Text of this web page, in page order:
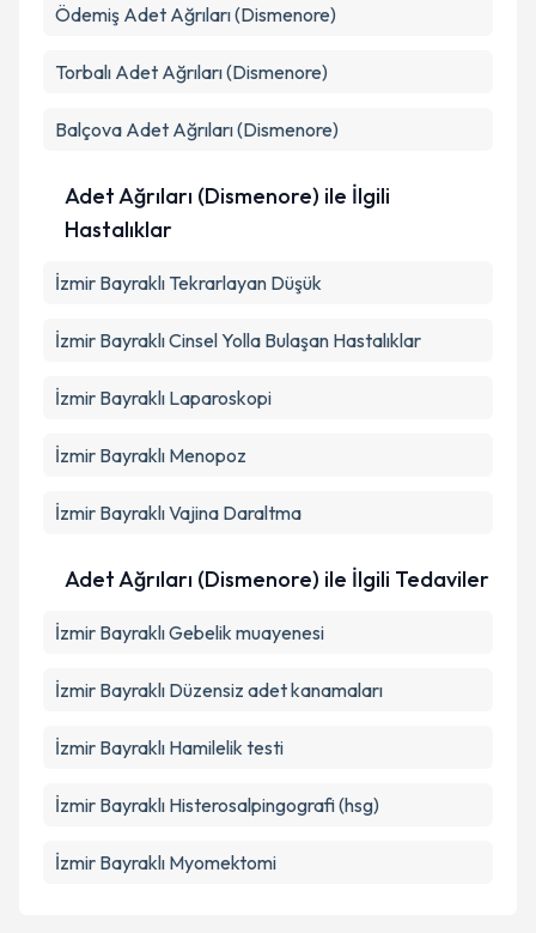
Ödemiş Adet Ağrıları (Dismenore)
Torbalı Adet Ağrıları (Dismenore)
Balçova Adet Ağrıları (Dismenore)
Adet Ağrıları (Dismenore) ile İlgili
Hastalıklar
İzmir Bayraklı Tekrarlayan Düşük
İzmir Bayraklı Cinsel Yolla Bulaşan Hastalıklar
İzmir Bayraklı Laparoskopi
İzmir Bayraklı Menopoz
İzmir Bayraklı Vajina Daraltma
Adet Ağrıları (Dismenore) ile İlgili Tedaviler
İzmir Bayraklı Gebelik muayenesi
İzmir Bayraklı Düzensiz adet kanamaları
İzmir Bayraklı Hamilelik testi
İzmir Bayraklı Histerosalpingografi (hsg)
İzmir Bayraklı Myomektomi